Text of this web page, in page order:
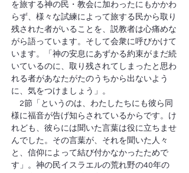
を旅する神の民・教会に加わったにもかかわ
らず、様々な試練によって旅する民から取り
残された者がいることを、説教者は心痛めな
がら語っています。そして会衆に呼びかけて
います。「神の安息にあずかる約束がまだ続
いているのに、取り残されてしまったと思わ
れる者があなたがたのうちから出ないよう
に、気をつけましょう」。
2節「というのは、わたしたちにも彼ら同
様に福音が告げ知らされているからです。け
れども、彼らには聞いた言葉は役に立ちませ
んでした。その言葉が、それを聞いた人々
と、信仰によって結び付かなかったためで
す」。神の民イスラエルの荒れ野の40年の